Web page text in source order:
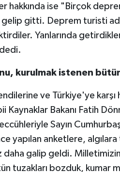
hakkında ise "Birçok
gelip gitti. Deprem turisti
Yanlarında
kurulmak istenen
ve Türkiye'ye
Kaynaklar Bakanı Fatih
Sayın
yapılan anketlere,
daha galip geldi.
tuzakları bozduk, kumar